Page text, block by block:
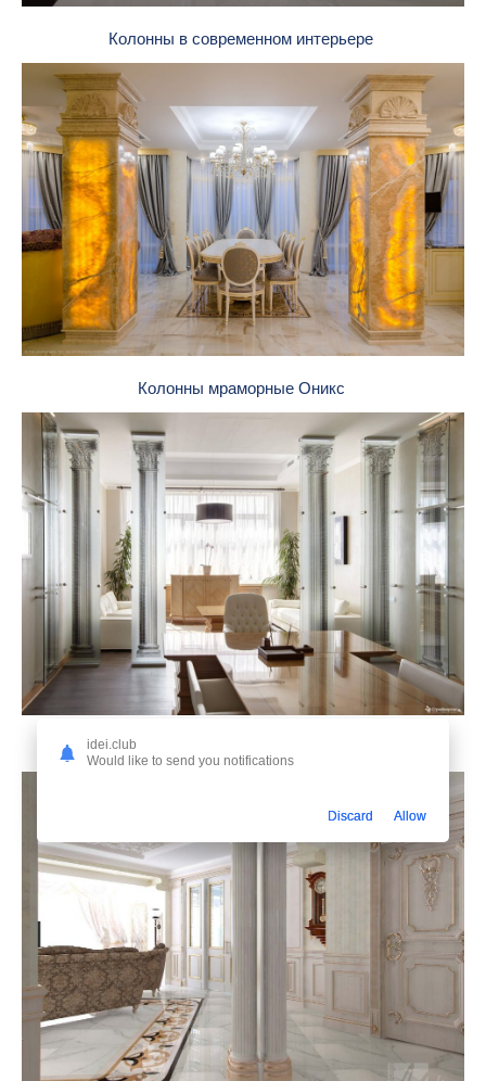
Колонны в современном интерьере
Колонны мраморные Оникс
Колонны в интерьере офиса
idei.club
Would like to send you notifications
Discard Allow